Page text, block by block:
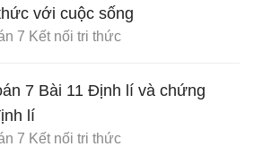
với cuộc sống
7 Kết nối tri thức
7 Bài 11 Định lí và chứng
lí
7 Kết nối tri thức